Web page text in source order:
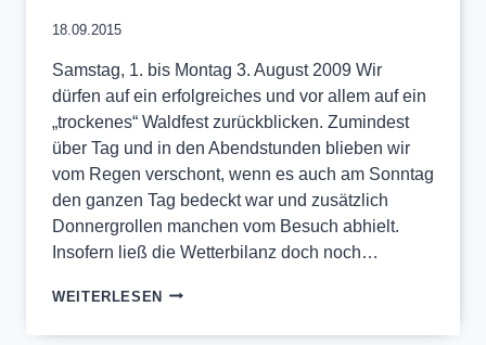
18.09.2015
Samstag, 1. bis Montag 3. August 2009 Wir
dürfen auf ein erfolgreiches und vor allem auf ein
„trockenes“ Waldfest zurückblicken. Zumindest
über Tag und in den Abendstunden blieben wir
vom Regen verschont, wenn es auch am Sonntag
den ganzen Tag bedeckt war und zusätzlich
Donnergrollen manchen vom Besuch abhielt.
Insofern ließ die Wetterbilanz doch noch…
WEITERLESEN WALDFEST
WIEDER